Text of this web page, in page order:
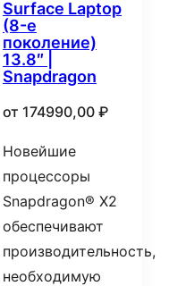
Surface Laptop
(8-е
поколение)
13.8″ |
Snapdragon
от 174990,00 ₽
Новейшие
процессоры
Snapdragon® X2
обеспечивают
производительность,
необходимую